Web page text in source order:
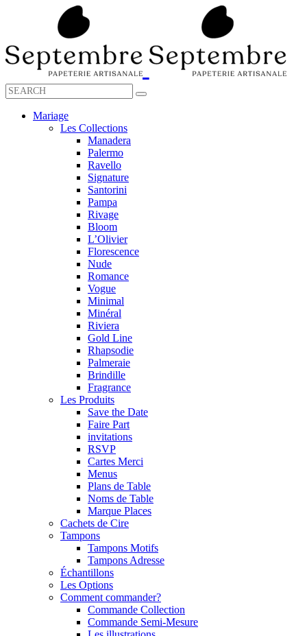
Mariage
Les Collections
Manadera
Palermo
Ravello
Signature
Santorini
Pampa
Rivage
Bloom
L’Olivier
Florescence
Nude
Romance
Vogue
Minimal
Minéral
Riviera
Gold Line
Rhapsodie
Palmeraie
Brindille
Fragrance
Les Produits
Save the Date
Faire Part
invitations
RSVP
Cartes Merci
Menus
Plans de Table
Noms de Table
Marque Places
Cachets de Cire
Tampons
Tampons Motifs
Tampons Adresse
Échantillons
Les Options
Comment commander?
Commande Collection
Commande Semi-Mesure